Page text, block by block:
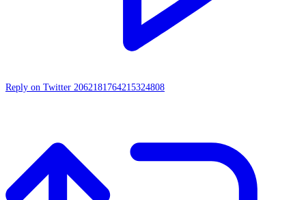
Reply on Twitter 2062181764215324808